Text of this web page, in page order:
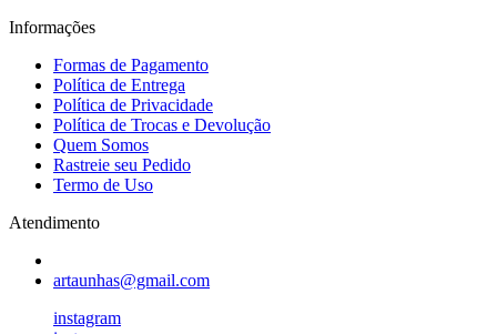
Informações
Formas de Pagamento
Política de Entrega
Política de Privacidade
Política de Trocas e Devolução
Quem Somos
Rastreie seu Pedido
Termo de Uso
Atendimento
artaunhas@gmail.com
instagram